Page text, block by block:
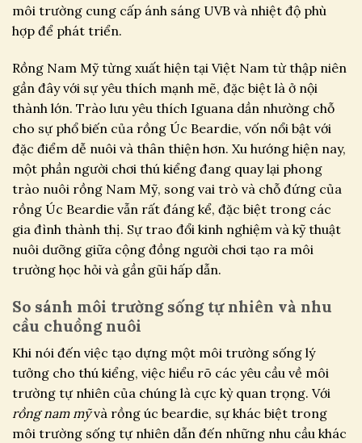
môi trường cung cấp ánh sáng UVB và nhiệt độ phù
hợp để phát triển.
Rồng Nam Mỹ từng xuất hiện tại Việt Nam từ thập niên
gần đây với sự yêu thích mạnh mẽ, đặc biệt là ở nội
thành lớn. Trào lưu yêu thích Iguana dần nhường chỗ
cho sự phổ biến của rồng Úc Beardie, vốn nổi bật với
đặc điểm dễ nuôi và thân thiện hơn. Xu hướng hiện nay,
một phần người chơi thú kiểng đang quay lại phong
trào nuôi rồng Nam Mỹ, song vai trò và chỗ đứng của
rồng Úc Beardie vẫn rất đáng kể, đặc biệt trong các
gia đình thành thị. Sự trao đổi kinh nghiệm và kỹ thuật
nuôi dưỡng giữa cộng đồng người chơi tạo ra môi
trường học hỏi và gần gũi hấp dẫn.
So sánh môi trường sống tự nhiên và nhu
cầu chuồng nuôi
Khi nói đến việc tạo dựng một môi trường sống lý
tưởng cho thú kiểng, việc hiểu rõ các yêu cầu về môi
trường tự nhiên của chúng là cực kỳ quan trọng. Với
rồng nam mỹvà rồng úc beardie, sự khác biệt trong
môi trường sống tự nhiên dẫn đến những nhu cầu khác